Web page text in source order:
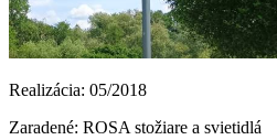
Realizácia: 05/2018
Zaradené: ROSA stožiare a svietidlá